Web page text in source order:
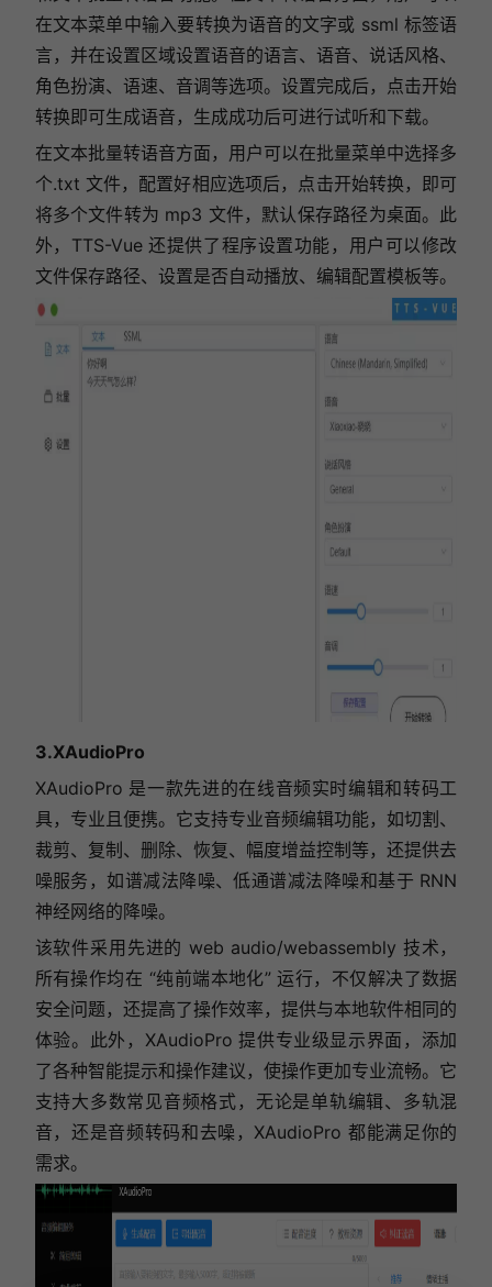
在文本菜单中输入要转换为语音的文字或 ssml 标签语
言，并在设置区域设置语音的语言、语音、说话风格、
角色扮演、语速、音调等选项。设置完成后，点击开始
转换即可生成语音，生成成功后可进行试听和下载。
在文本批量转语音方面，用户可以在批量菜单中选择多
个.txt 文件，配置好相应选项后，点击开始转换，即可
将多个文件转为 mp3 文件，默认保存路径为桌面。此
外，TTS-Vue 还提供了程序设置功能，用户可以修改
文件保存路径、设置是否自动播放、编辑配置模板等。
3.XAudioPro
XAudioPro 是一款先进的在线音频实时编辑和转码工
具，专业且便携。它支持专业音频编辑功能，如切割、
裁剪、复制、删除、恢复、幅度增益控制等，还提供去
噪服务，如谱减法降噪、低通谱减法降噪和基于 RNN
神经网络的降噪。
该软件采用先进的 web audio/webassembly 技术，
所有操作均在 “纯前端本地化” 运行，不仅解决了数据
安全问题，还提高了操作效率，提供与本地软件相同的
体验。此外，XAudioPro 提供专业级显示界面，添加
了各种智能提示和操作建议，使操作更加专业流畅。它
支持大多数常见音频格式，无论是单轨编辑、多轨混
音，还是音频转码和去噪，XAudioPro 都能满足你的
需求。